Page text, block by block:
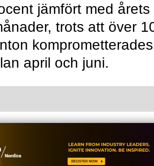
jämfört med årets
trots att över
komprometterades
april och juni.